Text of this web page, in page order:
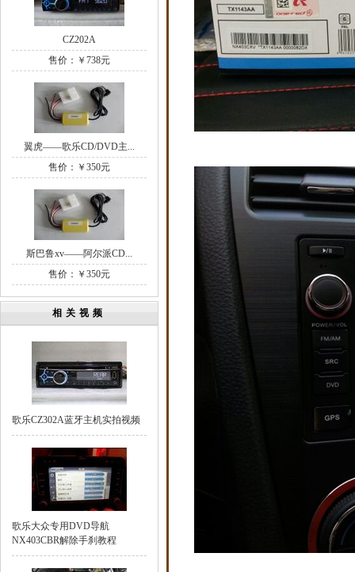
CZ202A
售价：￥738元
翼虎——歌乐CD/DVD主...
售价：￥350元
斯巴鲁xv——阿尔派CD...
售价：￥350元
相关视频
歌乐CZ302A蓝牙主机实拍视频
歌乐大众专用DVD导航
NX403CBR解除手刹教程